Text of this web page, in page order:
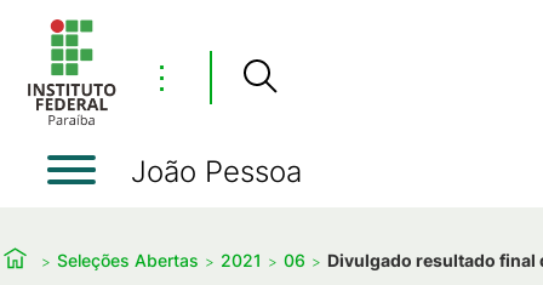
⋮
João Pessoa
Seleções Abertas 2021 06 Divulgado resultado final